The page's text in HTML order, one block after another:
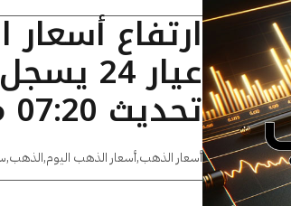
ارتفاع
تحديث 07:20 مساءًا
أسعار الذهب,أسعار الذهب اليوم,الذهب,